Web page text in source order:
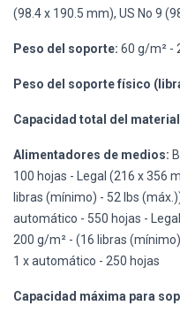
(98.4 x 190.5 mm), US No 9
Peso del soporte: 60 g/m² -
Peso del soporte físico
Capacidad total del
Alimentadores de medios:
100 hojas - Legal (216 x 356
libras (mínimo) - 52 lbs
automático - 550 hojas -
200 g/m² - (16 libras
1 x automático - 250 hojas
Capacidad máxima para